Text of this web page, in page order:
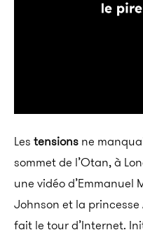
Les tensions ne
sommet de l’Otan, à
une vidéo d’Emmanuel
Johnson et la
fait le tour d’Internet.